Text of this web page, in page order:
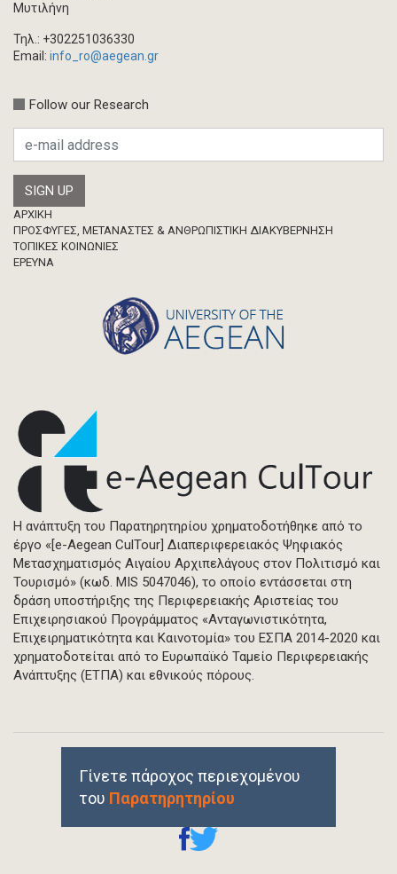
Μυτιλήνη
Τηλ.: +302251036330
Email: info_ro@aegean.gr
Follow our Research
Footer
ΑΡΧΙΚΗ
ΠΡΟΣΦΥΓΕΣ, ΜΕΤΑΝΑΣΤΕΣ & ΑΝΘΡΩΠΙΣΤΙΚΗ ΔΙΑΚΥΒΕΡΝΗΣΗ
ΤΟΠΙΚΕΣ ΚΟΙΝΩΝΙΕΣ
ΈΡΕΥΝΑ
Η ανάπτυξη του Παρατηρητηρίου χρηματοδοτήθηκε από το
έργο «[e-Aegean CulTour] Διαπεριφερειακός Ψηφιακός
Μετασχηματισμός Αιγαίου Αρχιπελάγους στον Πολιτισμό και
Τουρισμό» (κωδ. MIS 5047046), το οποίο εντάσσεται στη
δράση υποστήριξης της Περιφερειακής Αριστείας του
Επιχειρησιακού Προγράμματος «Ανταγωνιστικότητα,
Επιχειρηματικότητα και Καινοτομία» του ΕΣΠΑ 2014-2020 και
χρηματοδοτείται από το Ευρωπαϊκό Ταμείο Περιφερειακής
Ανάπτυξης (ΕΤΠΑ) και εθνικούς πόρους.
Γίνετε πάροχος περιεχομένου
του Παρατηρητηρίου